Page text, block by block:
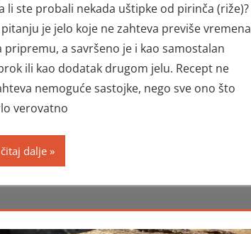
li ste probali nekada uštipke od pirinča (riže)?
je jelo koje ne zahteva previše vremena
pripremu, a savršeno je i kao samostalan
ili kao dodatak drugom jelu. Recept ne
nemoguće sastojke, nego sve ono što
verovatno
čitaj dalje